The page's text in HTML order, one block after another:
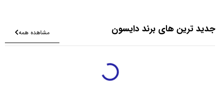
جدید ترین های برند دایسون مشاهده همه